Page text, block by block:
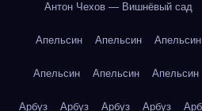
Антон Чехов — Вишнёвый сад
Апельсин Апельсин Апельсин
Апельсин Апельсин Апельсин
Арбуз Арбуз Арбуз Арбуз